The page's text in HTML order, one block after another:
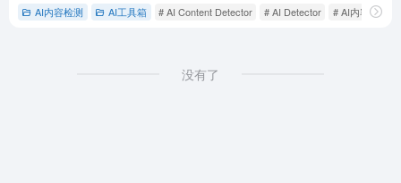
AI内容检测 AI工具箱 # AI Content Detector # AI Detector # AI内容指纹
没有了